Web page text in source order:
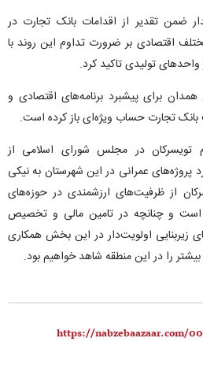
ضمن تقدیر از اقدامات بانک تجارت در
اقتصادی بر ضرورت تداوم این روند با
تولیدی تاکید کرد.
برای پیشبرد برنامه‌های اقتصادی و
تجارت حساب ویژه‌ای باز کرده است.
تویسرکان در مجلس شورای اسلامی از
عمرانی در این شهرستان به نیکی
از ظرفیت‌های ارزشمندی در حوزه‌های
است و چنانچه در تامین مالی و تخصیص
زیربنایی اولویت‌دار در این بخش همکاری
را در این منطقه شاهد خواهیم بود.